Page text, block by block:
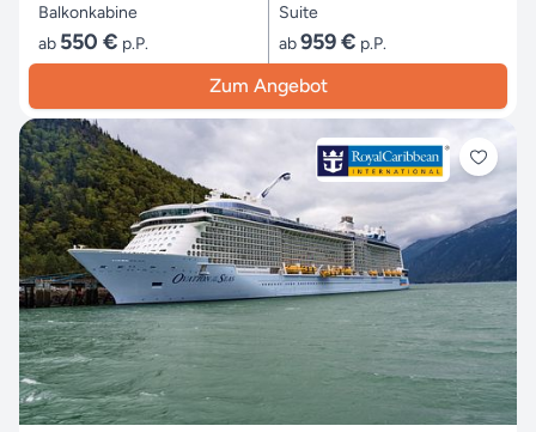
Balkonkabine
ab 550 € p.P.
Suite
ab959 € p.P.
Zum Angebot